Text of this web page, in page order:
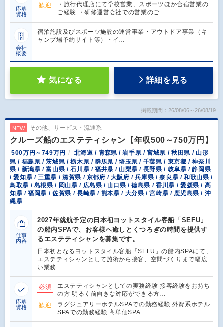
応募
資格
歓迎
・旅行代理店にて学校営業、スポーツほか合宿営業の
ご経験 ・研修運営会社での営業のご…
会社
概要
宿泊施設及びスポーツ施設の運営事業・アウトドア事業（キ
ャンプ場予約サイト等）・イ…
気になる 詳細を見る
掲載期間：26/08/06～26/08/19
NEW その他、サービス・流通系
クルーズ船のエステティシャン【年収500～750万円】
500万円～749万円
北海道 / 青森県 / 岩手県 / 宮城県 / 秋田県 / 山形
県 / 福島県 / 茨城県 / 栃木県 / 群馬県 / 埼玉県 / 千葉県 / 東京都 / 神奈川
県 / 新潟県 / 富山県 / 石川県 / 福井県 / 山梨県 / 長野県 / 岐阜県 / 静岡県
/ 愛知県 / 三重県 / 滋賀県 / 京都府 / 大阪府 / 兵庫県 / 奈良県 / 和歌山県 /
鳥取県 / 島根県 / 岡山県 / 広島県 / 山口県 / 徳島県 / 香川県 / 愛媛県 / 高
知県 / 福岡県 / 佐賀県 / 長崎県 / 熊本県 / 大分県 / 宮崎県 / 鹿児島県 / 沖
縄県
仕事
内容
2027年就航予定の日本初ヨットスタイル客船「SEFU」
の船内SPAで、お客様へ癒しとくつろぎの時間を提供す
るエステティシャンを募集です。
日本初となるヨットスタイル客船「SEFU」の船内SPAにて、
エステティシャンとして施術から接客、空間づくりまで幅広
い業務…
応募
資格
必須
エステティシャンとしての実務経験 接客経験をお持ち
の方 明るく前向きな対応ができる方…
歓迎
ラグジュアリーホテルSPAでの勤務経験 外資系ホテル
SPAでの勤務経験 高単価SPA…